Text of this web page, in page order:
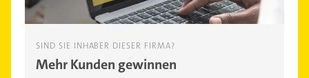
SIND SIE INHABER DIESER FIRMA?
Mehr Kunden gewinnen